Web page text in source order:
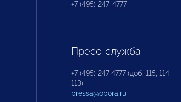
+7 (495) 247-4777
Пресс-служба
+7 (495) 247 4777 (доб. 115, 114,
113)
pressa@opora.ru